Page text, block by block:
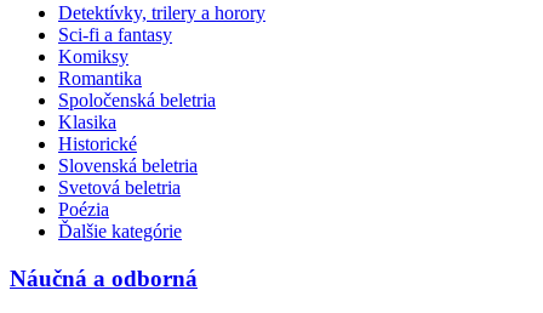
Detektívky, trilery a horory
Sci-fi a fantasy
Komiksy
Romantika
Spoločenská beletria
Klasika
Historické
Slovenská beletria
Svetová beletria
Poézia
Ďalšie kategórie
Náučná a odborná